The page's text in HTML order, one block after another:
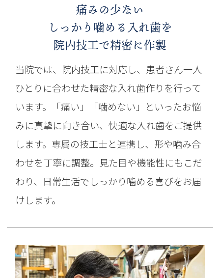
痛みの少ない
しっかり噛める入れ歯を
院内技工で精密に作製
当院では、院内技工に対応し、患者さん一人
ひとりに合わせた精密な入れ歯作りを行って
います。「痛い」「噛めない」といったお悩
みに真摯に向き合い、快適な入れ歯をご提供
します。専属の技工士と連携し、形や噛み合
わせを丁寧に調整。見た目や機能性にもこだ
わり、日常生活でしっかり噛める喜びをお届
けします。